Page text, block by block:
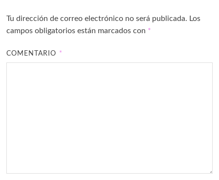
Tu dirección de correo electrónico no será publicada. Los
campos obligatorios están marcados con *
COMENTARIO *